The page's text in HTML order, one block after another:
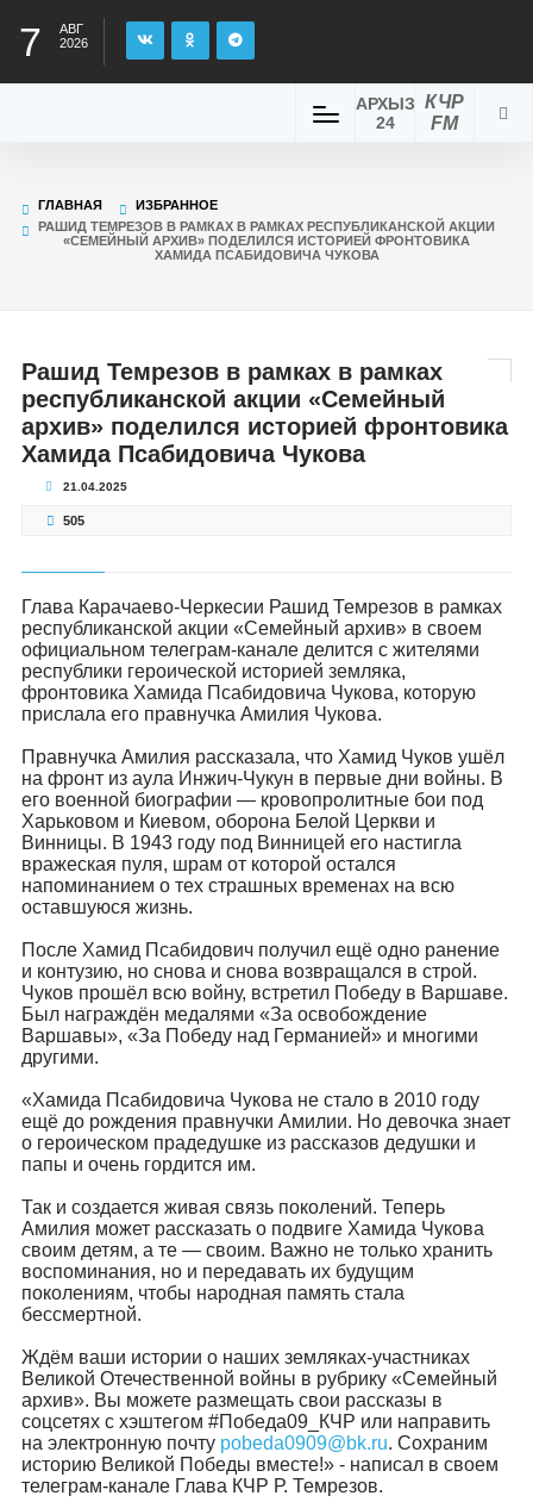
7
АВГ
2026
КЧР
FM
АРХЫЗ
24
ГЛАВНАЯ
ИЗБРАННОЕ
РАШИД ТЕМРЕЗОВ В РАМКАХ В РАМКАХ РЕСПУБЛИКАНСКОЙ АКЦИИ
«СЕМЕЙНЫЙ АРХИВ» ПОДЕЛИЛСЯ ИСТОРИЕЙ ФРОНТОВИКА
ХАМИДА ПСАБИДОВИЧА ЧУКОВА
Рашид Темрезов в рамках в рамках
республиканской акции «Семейный
архив» поделился историей фронтовика
Хамида Псабидовича Чукова
21.04.2025
505
Глава Карачаево-Черкесии Рашид Темрезов в рамках
республиканской акции «Семейный архив» в своем
официальном телеграм-канале делится с жителями
республики героической историей земляка,
фронтовика Хамида Псабидовича Чукова, которую
прислала его правнучка Амилия Чукова.
Правнучка Амилия рассказала, что Хамид Чуков ушёл
на фронт из аула Инжич-Чукун в первые дни войны. В
его военной биографии — кровопролитные бои под
Харьковом и Киевом, оборона Белой Церкви и
Винницы. В 1943 году под Винницей его настигла
вражеская пуля, шрам от которой остался
напоминанием о тех страшных временах на всю
оставшуюся жизнь.
После Хамид Псабидович получил ещё одно ранение
и контузию, но снова и снова возвращался в строй.
Чуков прошёл всю войну, встретил Победу в Варшаве.
Был награждён медалями «За освобождение
Варшавы», «За Победу над Германией» и многими
другими.
«Хамида Псабидовича Чукова не стало в 2010 году
ещё до рождения правнучки Амилии. Но девочка знает
о героическом прадедушке из рассказов дедушки и
папы и очень гордится им.
Так и создается живая связь поколений. Теперь
Амилия может рассказать о подвиге Хамида Чукова
своим детям, а те — своим. Важно не только хранить
воспоминания, но и передавать их будущим
поколениям, чтобы народная память стала
бессмертной.
Ждём ваши истории о наших земляках-участниках
Великой Отечественной войны в рубрику «Семейный
архив». Вы можете размещать свои рассказы в
соцсетях с хэштегом #Победа09_КЧР или направить
на электронную почту pobeda0909@bk.ru. Сохраним
историю Великой Победы вместе!» - написал в своем
телеграм-канале Глава КЧР Р. Темрезов.